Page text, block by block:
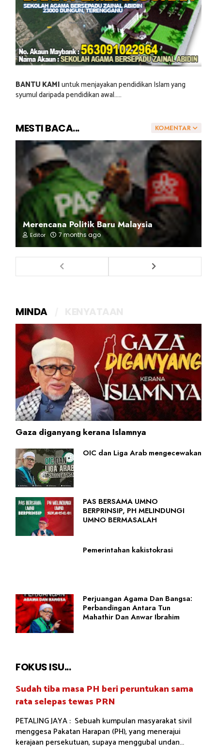
BANTU KAMIuntuk menjayakan pendidikan Islam yang
syumul daripada pendidikan awal.....
KOMENTAR
MESTI BACA...
Merencana Politik Baru Malaysia
Editor 7 months ago
MINDA
Gaza diganyang kerana Islamnya
OIC dan Liga Arab mengecewakan
PAS BERSAMA UMNO
BERPRINSIP, PH MELINDUNGI
UMNO BERMASALAH
Pemerintahan kakistokrasi
Perjuangan Agama Dan Bangsa:
Perbandingan Antara Tun
Mahathir Dan Anwar Ibrahim
FOKUS ISU...
Sudah tiba masa PH beri peruntukan sama
rata selepas tewas PRN
PETALING JAYA : Sebuah kumpulan masyarakat sivil
menggesa Pakatan Harapan (PH), yang menerajui
kerajaan persekutuan, supaya menggubal undan...